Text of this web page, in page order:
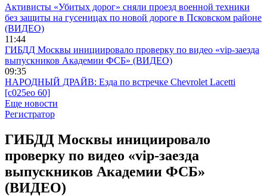
Активисты «Убитых дорог» сняли проезд военной техники
без защиты на гусеницах по новой дороге в Псковском районе
(ВИДЕО)
11:44
ГИБДД Москвы инициировало проверку по видео «vip-заезда
выпускников Академии ФСБ» (ВИДЕО)
09:35
НАРОДНЫЙ ДРАЙВ: Езда по встречке Chevrolet Lacetti
[c025ео 60]
Еще новости
Регистратор
ГИБДД Москвы инициировало
проверку по видео «vip-заезда
выпускников Академии ФСБ»
(ВИДЕО)